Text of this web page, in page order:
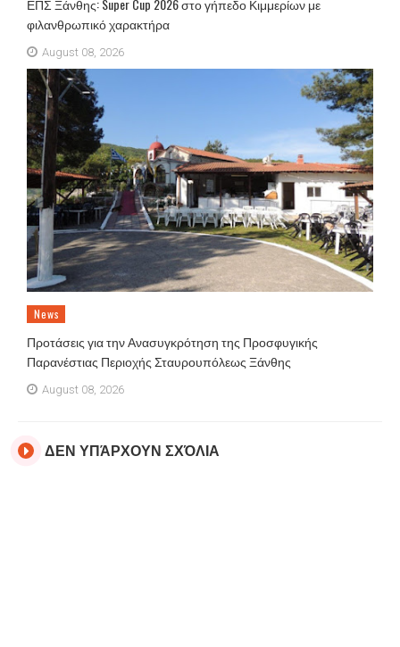
ΕΠΣ Ξάνθης: Super Cup 2026 στο γήπεδο Κιμμερίων με
φιλανθρωπικό χαρακτήρα
August 08, 2026
News
Προτάσεις για την Ανασυγκρότηση της Προσφυγικής
Παρανέστιας Περιοχής Σταυρουπόλεως Ξάνθης
August 08, 2026
ΔΕΝ ΥΠΆΡΧΟΥΝ ΣΧΌΛΙΑ